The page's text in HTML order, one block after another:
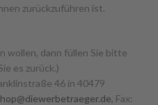
zurückzuführen ist.
wollen, dann füllen Sie bitte
es zurück.)
46 in 40479
, Fax: